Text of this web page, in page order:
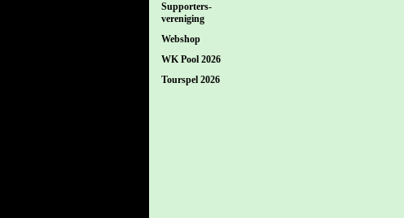
Supporters-
vereniging
Webshop
WK Pool 2026
Tourspel 2026